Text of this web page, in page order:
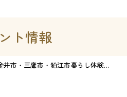
ト情報
・三鷹市・狛江市暮らし体験ツアーVol.1 ～子育て世代向け～